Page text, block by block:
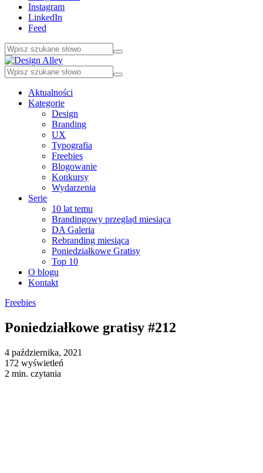
Instagram
LinkedIn
Feed
Aktualności
Kategorie
Design
Branding
UX
Typografia
Freebies
Blogowanie
Konkursy
Wydarzenia
Serie
10 lat temu
Brandingowy przegląd miesiąca
DA Galeria
Rebranding miesiąca
Poniedziałkowe Gratisy
Top 10
O blogu
Kontakt
Freebies
Poniedziałkowe gratisy #212
4 października, 2021
172 wyświetleń
2 min. czytania